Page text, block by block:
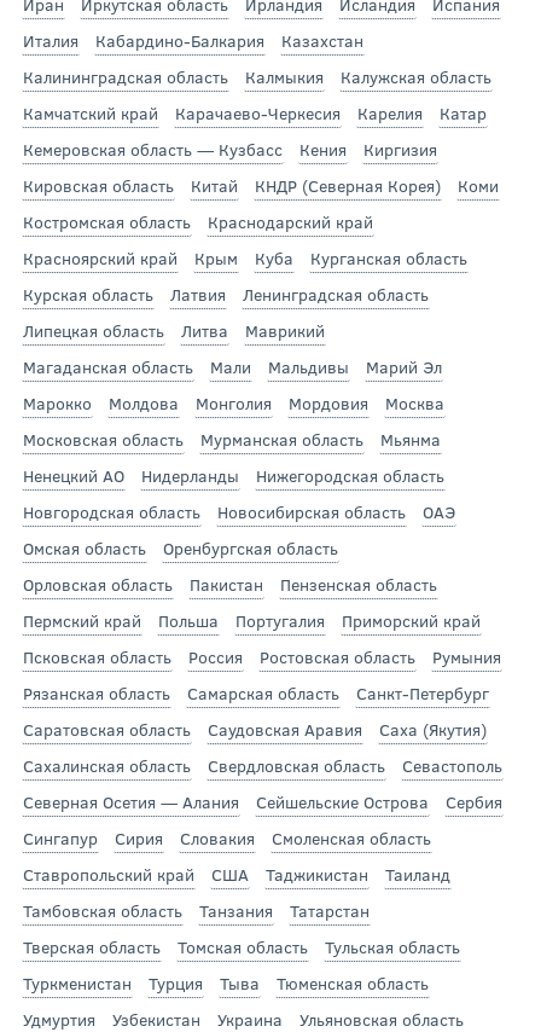
Италия
Кабардино-Балкария
Казахстан
Калининградская область
Калмыкия
Калужская область
Камчатский край
Карачаево-Черкесия Карелия
Катар
Кемеровская область — Кузбасс
Кения
Киргизия
Кировская область
Китай КНДР (Северная Корея)
Коми
Костромская область
Краснодарский край
Красноярский край
Крым Куба
Курганская область
Курская область
Латвия
Ленинградская область
Липецкая область
Литва
Маврикий
Магаданская область
Мали Мальдивы
Марий Эл
Марокко
Молдова Монголия Мордовия
Москва
Московская область
Мурманская область
Мьянма
Ненецкий АО
Нидерланды
Нижегородская область
Новгородская область
Новосибирская область
ОАЭ
Омская область
Оренбургская область
Орловская область
Пакистан
Пензенская область
Пермский край
Польша Португалия
Приморский край
Псковская область
Россия Ростовская область
Румыния
Рязанская область
Самарская область
Санкт-Петербург
Саратовская область
Саудовская Аравия
Саха (Якутия)
Сахалинская область
Свердловская область
Севастополь
Северная Осетия — Алания
Сейшельские Острова
Сербия
Сингапур
Сирия Словакия
Смоленская область
Ставропольский край
США Таджикистан
Таиланд
Тамбовская область
Танзания
Татарстан
Тверская область
Томская область
Тульская область
Туркменистан
Турция Тыва
Тюменская область
Удмуртия
Узбекистан Украина
Ульяновская область